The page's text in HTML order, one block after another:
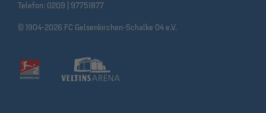
Telefon: 0209 | 97751877
© 1904-2026 FC Gelsenkirchen-Schalke 04 e.V.